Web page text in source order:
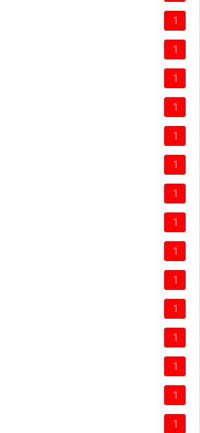
1
1
1
1
1
1
1
1
1
1
1
1
1
1
1